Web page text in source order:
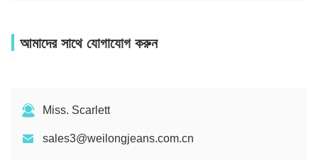
আমাদের সাথে যোগাযোগ করুন
Miss. Scarlett
sales3@weilongjeans.com.cn